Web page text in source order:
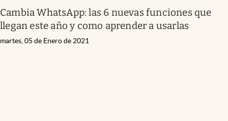
Cambia WhatsApp: las 6 nuevas funciones que
llegan este año y como aprender a usarlas
martes, 05 de Enero de 2021